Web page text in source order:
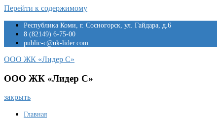
Перейти к содержимому
Республика Коми, г. Сосногорск, ул. Гайдара, д.6
8 (82149) 6-75-00
public-c@uk-lider.com
ООО ЖК «Лидер С»
ООО ЖК «Лидер С»
закрыть
Главная